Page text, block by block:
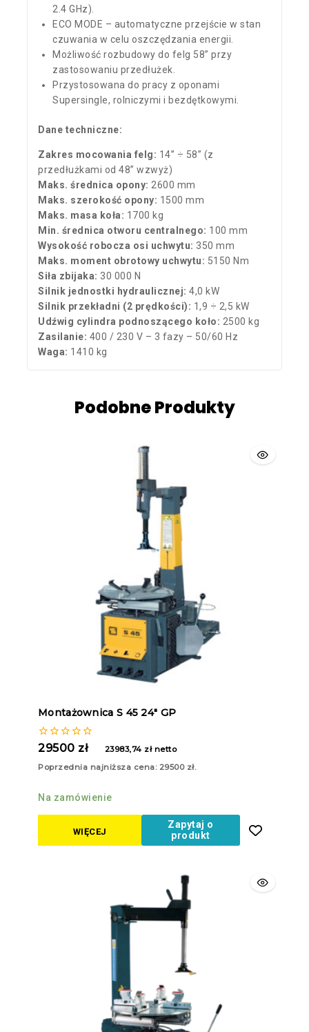
2.4 GHz).
ECO MODE – automatyczne przejście w stan
czuwania w celu oszczędzania energii.
Możliwość rozbudowy do felg 58” przy
zastosowaniu przedłużek.
Przystosowana do pracy z oponami
Supersingle, rolniczymi i bezdętkowymi.
Dane techniczne:
Zakres mocowania felg: 14” ÷ 58” (z
przedłużkami od 48” wzwyż)
Maks. średnica opony: 2600 mm
Maks. szerokość opony: 1500 mm
Maks. masa koła: 1700 kg
Min. średnica otworu centralnego: 100 mm
Wysokość robocza osi uchwytu: 350 mm
Maks. moment obrotowy uchwytu: 5150 Nm
Siła zbijaka: 30 000 N
Silnik jednostki hydraulicznej: 4,0 kW
Silnik przekładni (2 prędkości): 1,9 ÷ 2,5 kW
Udźwig cylindra podnoszącego koło: 2500 kg
Zasilanie: 400 / 230 V – 3 fazy – 50/60 Hz
Waga: 1410 kg
Podobne Produkty
Montażownica S 45 24″ GP
0
5
29500 zł 23983,74 złnetto
Poprzednia najniższa cena: 29500 zł.
Na zamówienie
WIĘCEJ
Zapytaj o
produkt